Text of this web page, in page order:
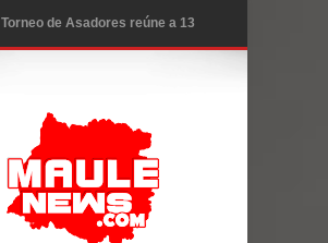
Torneo de Asadores reúne a 13
2026 en Talca
Alerta por hantavirus: expertos piden
reforzar medidas y consulta oportuna